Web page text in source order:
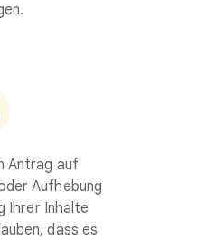
Antrag auf
Aufhebung
Ihrer Inhalte
dass es